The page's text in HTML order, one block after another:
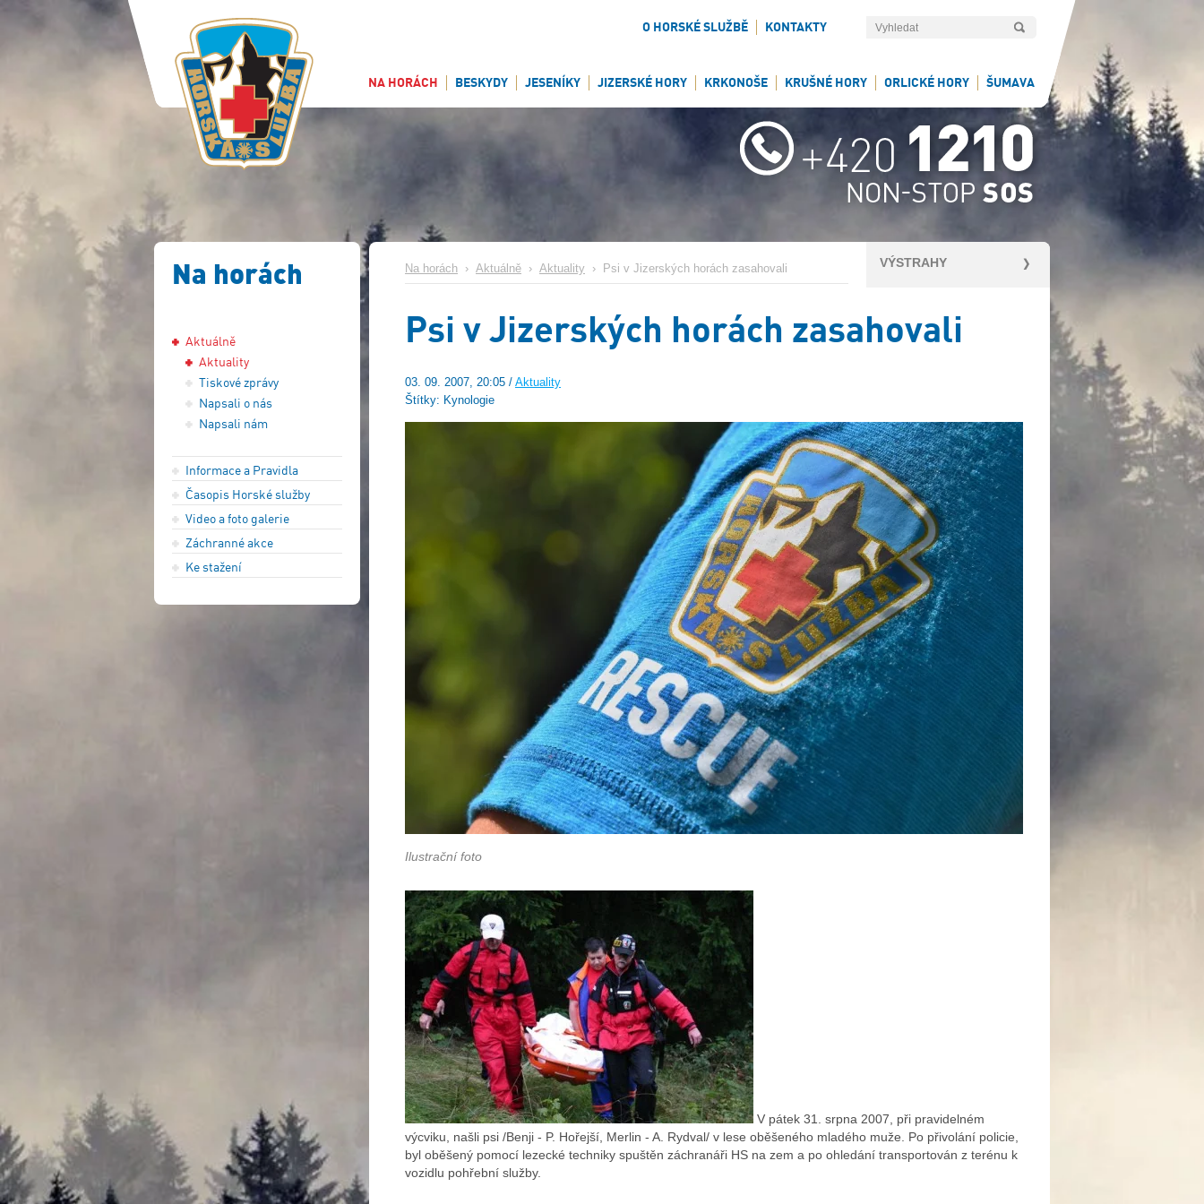
O HORSKÉ SLUŽBĚ KONTAKTY
NA HORÁCH BESKYDY JESENÍKY JIZERSKÉ HORY KRKONOŠE KRUŠNÉ HORY ORLICKÉ HORY ŠUMAVA
Na horách
Aktuálně
Aktuality
Tiskové zprávy
Napsali o nás
Napsali nám
Informace a Pravidla
Časopis Horské služby
Video a foto galerie
Záchranné akce
Ke stažení
VÝSTRAHY
Na horách › Aktuálně › Aktuality › Psi v Jizerských horách zasahovali
Psi v Jizerských horách zasahovali
03. 09. 2007, 20:05 / Aktuality
Štítky: Kynologie
Ilustrační foto
V pátek 31. srpna 2007, při pravidelném
výcviku, našli psi /Benji - P. Hořejší, Merlin - A. Rydval/ v lese oběšeného mladého muže. Po přivolání policie,
byl oběšený pomocí lezecké techniky spuštěn záchranáři HS na zem a po ohledání transportován z terénu k
vozidlu pohřební služby.